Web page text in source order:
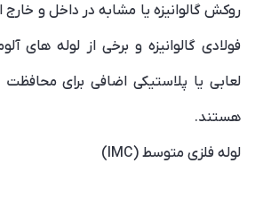
روکش گالوانیزه یا مشابه در داخل و
فولادی گالوانیزه و برخی از لوله های
لعابی یا پلاستیکی اضافی برای محافظت
هستند.
لوله فلزی متوسط (IMC)